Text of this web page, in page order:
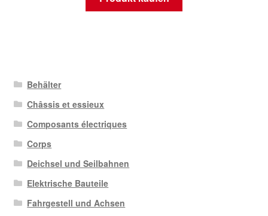
Behälter
Châssis et essieux
Composants électriques
Corps
Deichsel und Seilbahnen
Elektrische Bauteile
Fahrgestell und Achsen